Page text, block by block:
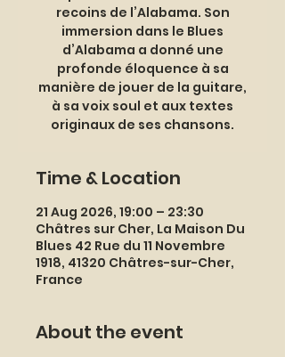
recoins de l’Alabama. Son
immersion dans le Blues
d’Alabama a donné une
profonde éloquence à sa
manière de jouer de la guitare,
à sa voix soul et aux textes
originaux de ses chansons.
Time & Location
21 Aug 2026, 19:00 – 23:30
Châtres sur Cher, La Maison Du
Blues 42 Rue du 11 Novembre
1918, 41320 Châtres-sur-Cher,
France
About the event